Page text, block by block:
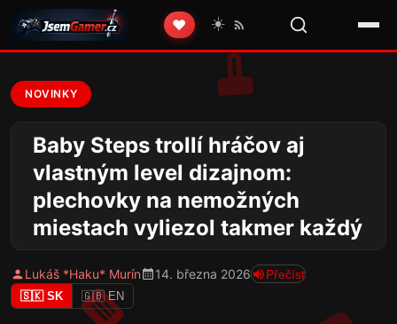
❤️ ☀️
NOVINKY
Baby Steps trollí hráčov aj
vlastným level dizajnom:
plechovky na nemožných
miestach vyliezol takmer každý
Lukáš *Haku* Murín 14. března 2026 Přečíst
🇸🇰 SK 🇬🇧 EN